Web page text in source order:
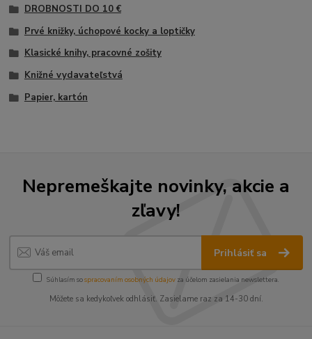
DROBNOSTI DO 10 €
Prvé knižky, úchopové kocky a loptičky
Klasické knihy, pracovné zošity
Knižné vydavateľstvá
Papier, kartón
Nepremeškajte novinky, akcie a
zľavy!
Prihlásiť sa
Súhlasím sospracovaním osobných údajov za účelom zasielania newslettera.
Môžete sa kedykoľvek odhlásiť. Zasielame raz za 14-30 dní.